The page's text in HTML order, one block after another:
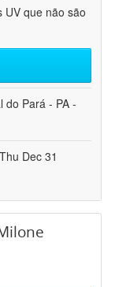
UV que não são
do Pará - PA -
Dec 31